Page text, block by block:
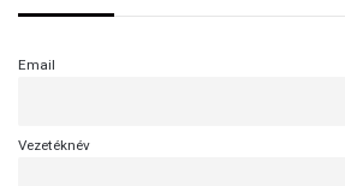
Email
Vezetéknév